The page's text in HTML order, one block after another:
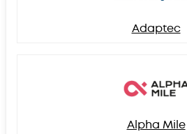
Adaptec
Alpha Mile